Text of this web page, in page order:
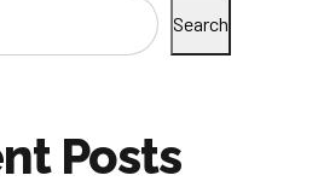
Search
Posts